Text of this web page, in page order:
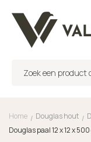
Home / Douglas hout /
Douglas paal 12 x 12 x